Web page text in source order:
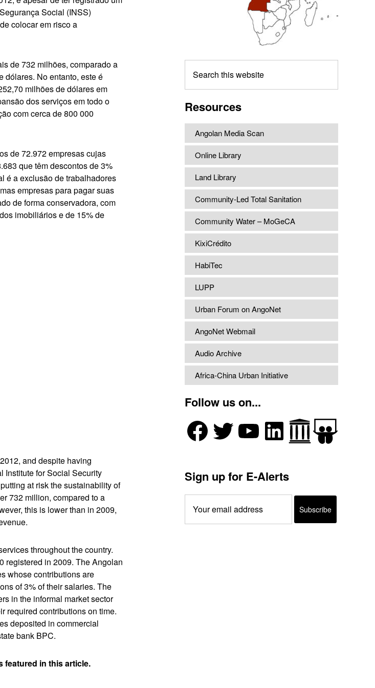
Social (INSS)
colocar em risco a
de 732 milhões, comparado a
dólares. No entanto, este é
milhões de dólares em
dos serviços em todo o
com cerca de 800 000
de 72.972 empresas cujas
que têm descontos de 3%
é a exclusão de trabalhadores
empresas para pagar suas
de forma conservadora, com
imobiliários e de 15% de
and despite having
Institute for Social Security
at risk the sustainability of
732 million, compared to a
this is lower than in 2009,
throughout the country.
registered in 2009. The Angolan
whose contributions are
of 3% of their salaries. The
in the informal market sector
required contributions on time.
deposited in commercial
bank BPC.
featured in this article.
this
Resources
Angolan Media Scan
Online Library
Land Library
Community-Led Total Sanitation
Community Water – MoGeCA
KixiCrédito
HabiTec
LUPP
Urban Forum on AngoNet
AngoNet Webmail
Audio Archive
Africa-China Urban Initiative
Follow us on...
Sign up for E-Alerts